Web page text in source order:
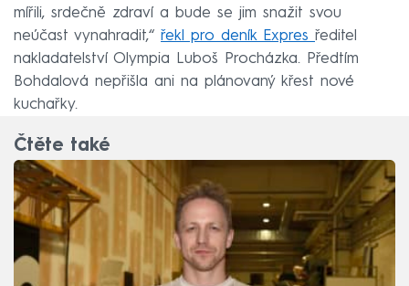
mířili, srdečně zdraví a bude se jim snažit svou
neúčast vynahradit,“ řekl pro deník Expres ředitel
nakladatelství Olympia Luboš Procházka. Předtím
Bohdalová nepřišla ani na plánovaný křest nové
kuchařky.
Čtěte také